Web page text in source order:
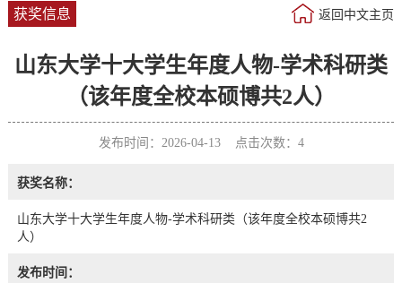
获奖信息 返回中文主页
山东大学十大学生年度人物-学术科研类
（该年度全校本硕博共2人）
发布时间：2026-04-13 点击次数： 4
获奖名称：
山东大学十大学生年度人物-学术科研类（该年度全校本硕博共2
人）
发布时间：